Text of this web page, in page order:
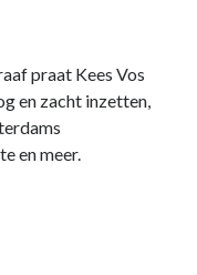
praat Kees Vos
en zacht inzetten,
en meer.